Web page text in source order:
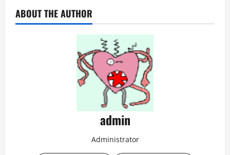
ABOUT THE AUTHOR
admin
Administrator